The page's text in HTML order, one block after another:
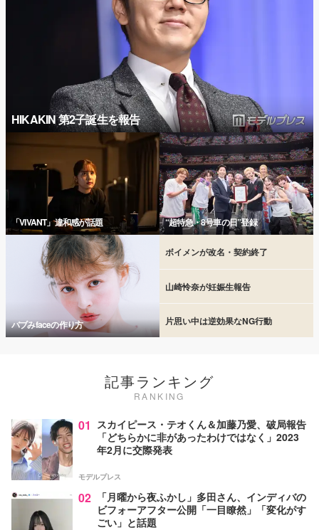
HIKAKIN 第2子誕生を報告
「VIVANT」違和感が話題 “超特急・8号車の日”登録
バブみfaceの作り方
ボイメンが改名・契約終了
山崎怜奈が妊娠生報告
片思い中は逆効果なNG行動
記事ランキング
RANKING
01
スカイピース・テオくん＆加藤乃愛、破局報告
「どちらかに非があったわけではなく」2023
年2月に交際発表
モデルプレス
02
「月曜から夜ふかし」多田さん、インディバの
ビフォーアフター公開「一目瞭然」「変化がす
ごい」と話題